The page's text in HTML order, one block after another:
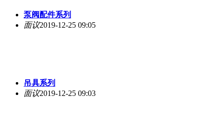
泵阀配件系列
面议2019-12-25 09:05
吊具系列
面议2019-12-25 09:03